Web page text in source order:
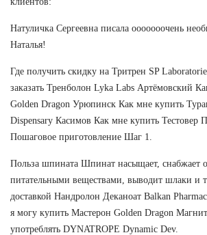
Натуличка Сергеевна писала ооооооочень
Наталья!
Где получить скидку на Тритрен SP
заказать Тренболон Lyka Labs Артёмовский
Golden Dragon Урюпинск Как мне купить
Dispensary Касимов Как мне купить Тестовер
Пошаговое приготовление Шаг 1.
Польза шпината Шпинат насыщает, снабжает
питательными веществами, выводит шлаки и
доставкой Нандролон Деканоат Balkan
я могу купить Мастерон Golden Dragon
употреблять DYNATROPE Dynamic Dev.